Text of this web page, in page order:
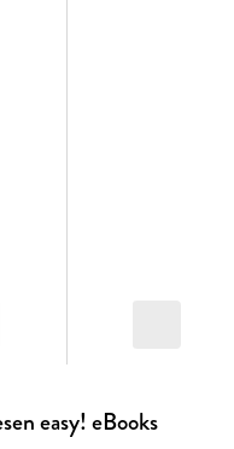
easy! eBooks